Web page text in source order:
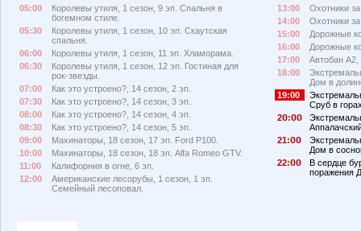
05:00
Королевы утиля, 1 сезон, 9 эп. Спальня в
богемном стиле.
05:30
Королевы утиля, 1 сезон, 10 эп. Скаутская
спальня.
06:00
Королевы утиля, 1 сезон, 11 эп. Хламорама.
06:30
Королевы утиля, 1 сезон, 12 эп. Гостиная для
рок-звезды.
07:00
Как это устроено?, 14 сезон, 2 эп.
07:30
Как это устроено?, 14 сезон, 3 эп.
08:00
Как это устроено?, 14 сезон, 4 эп.
08:30
Как это устроено?, 14 сезон, 5 эп.
09:00
Махинаторы, 18 сезон, 17 эп. Ford P100.
10:00
Махинаторы, 18 сезон, 18 эп. Alfa Romeo GTV.
11:00
Калифорния в огне, 6 эп.
12:00
Американские лесорубы, 1 сезон, 1 эп.
Семейный лесоповал.
13:00
Охотники
14:00
Охотники
15:00
Дорожные
16:00
Дорожные
17:00
Автобан А2,
18:00
Дом в
19:00
Сруб в
2
:
21:
Дом в
22:
В сердце
поражения